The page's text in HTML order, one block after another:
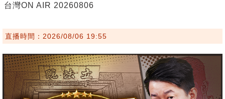
台灣ON AIR 20260806
直播時間：2026/08/06 19:55